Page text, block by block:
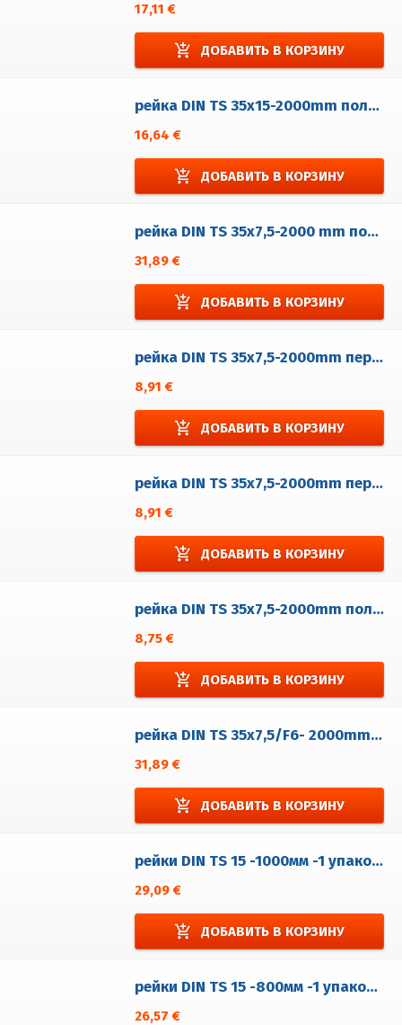
17,11 €
add_shopping_cart ДОБАВИТЬ В КОРЗИНУ
рейка DIN TS 35x15-2000mm полный поцинкованá
16,64 €
add_shopping_cart ДОБАВИТЬ В КОРЗИНУ
рейка DIN TS 35x7,5-2000 mm полный нержавеющей стали
31,89 €
add_shopping_cart ДОБАВИТЬ В КОРЗИНУ
рейка DIN TS 35x7,5-2000mm перфорованá 5,2x25 поцинкованá
8,91 €
add_shopping_cart ДОБАВИТЬ В КОРЗИНУ
рейка DIN TS 35x7,5-2000mm перфорованá 6,3x18 поцинкованá
8,91 €
add_shopping_cart ДОБАВИТЬ В КОРЗИНУ
рейка DIN TS 35x7,5-2000mm полный поцинкованá
8,75 €
add_shopping_cart ДОБАВИТЬ В КОРЗИНУ
рейка DIN TS 35x7,5/F6- 2000mm нержавеющей стали
31,89 €
add_shopping_cart ДОБАВИТЬ В КОРЗИНУ
рейки DIN TS 15 -1000мм -1 упаковка = 5 шт.
29,09 €
add_shopping_cart ДОБАВИТЬ В КОРЗИНУ
рейки DIN TS 15 -800мм -1 упаковка = 5 шт.
26,57 €